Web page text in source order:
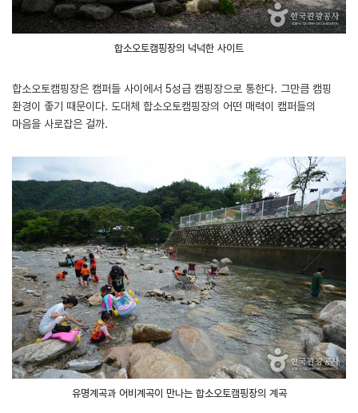
합소오토캠핑장의 넉넉한 사이트
합소오토캠핑장은 캠퍼들 사이에서 5성급 캠핑장으로 통한다. 그만큼 캠핑
환경이 좋기 때문이다. 도대체 합소오토캠핑장의 어떤 매력이 캠퍼들의
마음을 사로잡은 걸까.
유명계곡과 어비계곡이 만나는 합소오토캠핑장의 계곡